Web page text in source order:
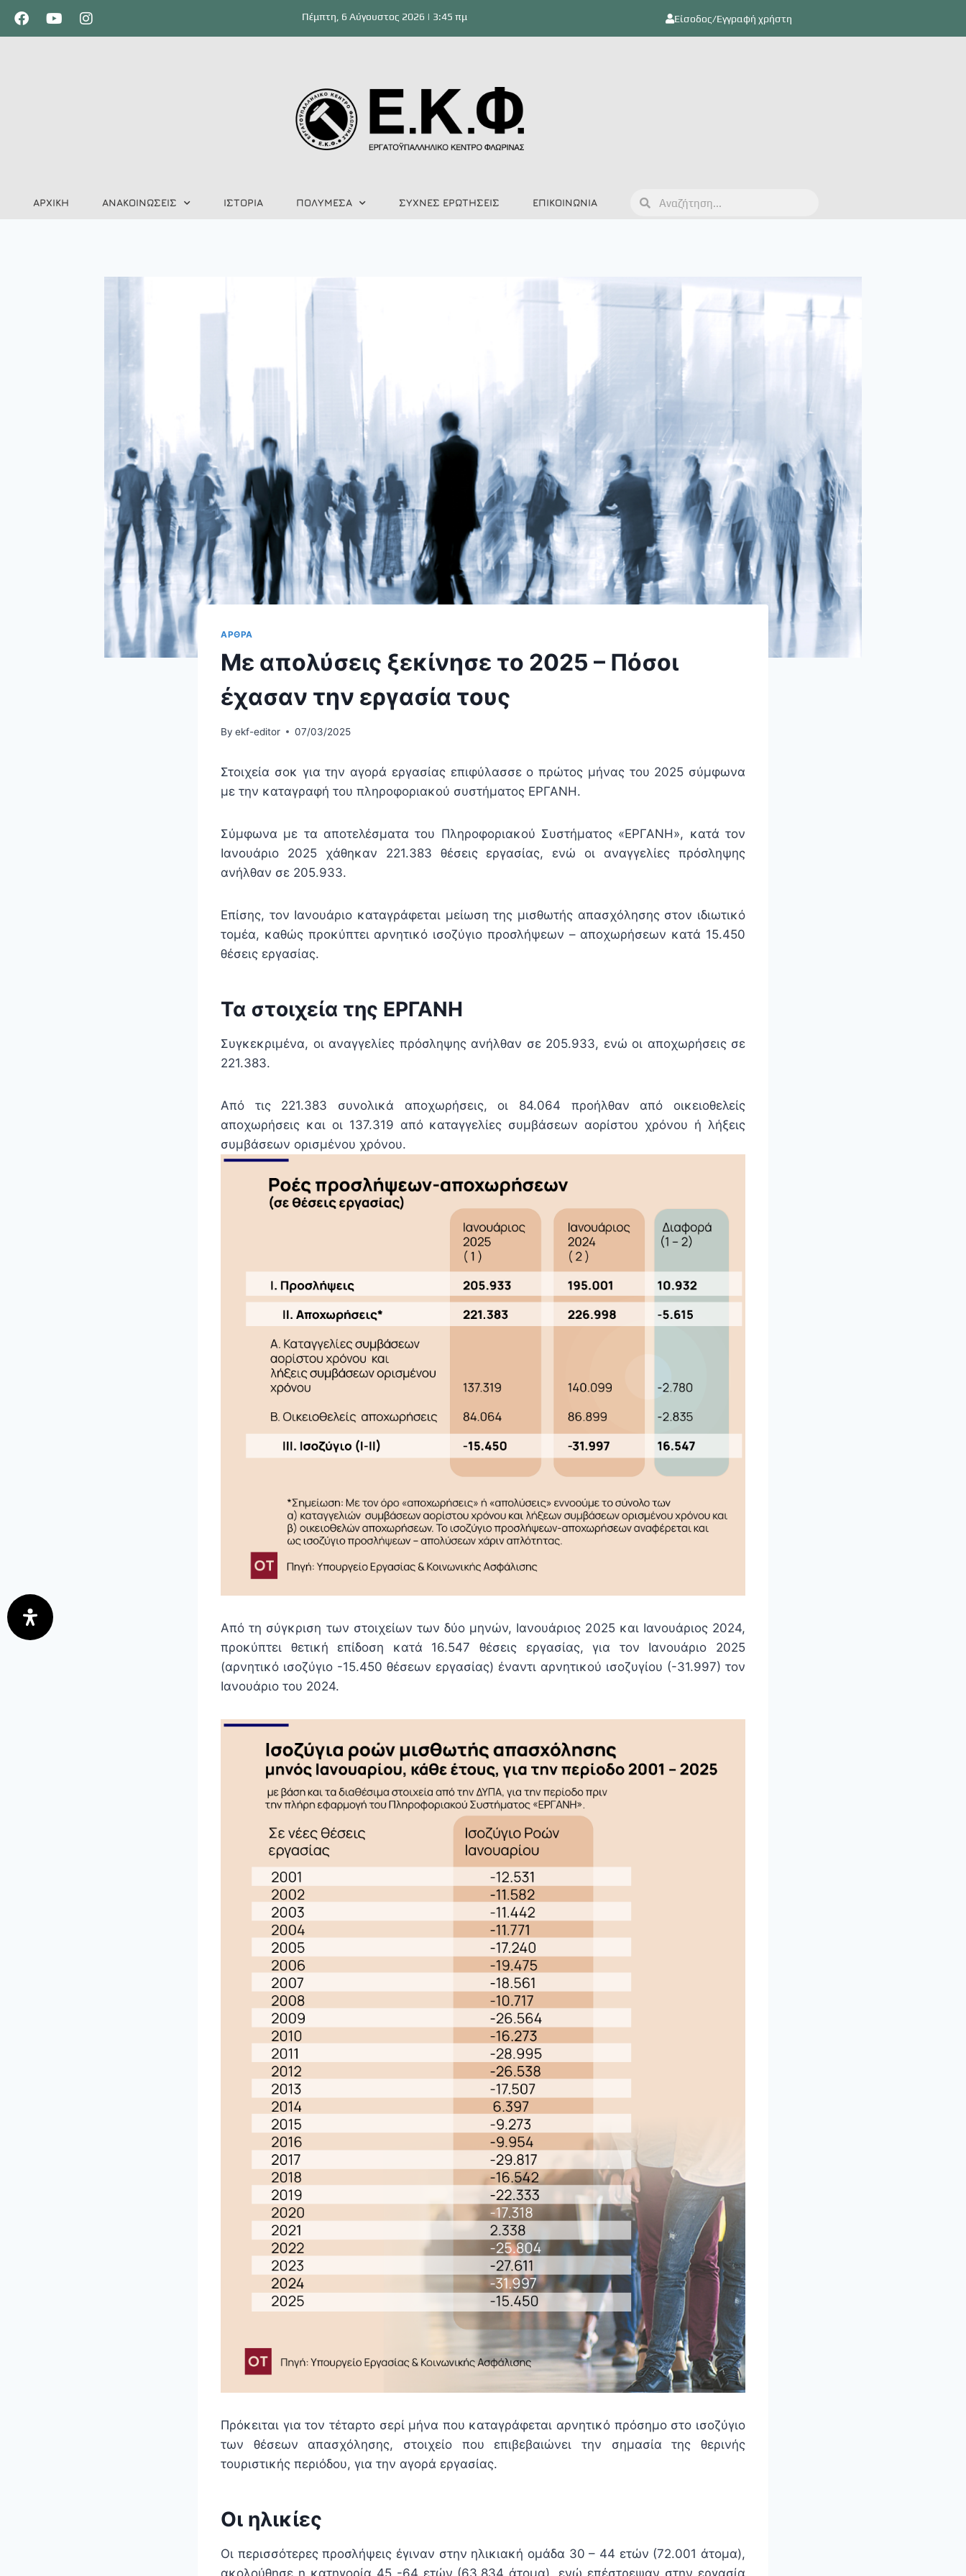
Πέμπτη, 6 Αύγουστος 2026 | 3:45 πμ Είσοδος/Εγγραφή χρήστη
ΑΡΧΙΚΗ ΑΝΑΚΟΙΝΩΣΕΙΣ ΙΣΤΟΡΙΑ ΠΟΛΥΜΕΣΑ ΣΥΧΝΕΣ ΕΡΩΤΗΣΕΙΣ ΕΠΙΚΟΙΝΩΝΙΑ
ΑΡΘΡΑ
Με απολύσεις ξεκίνησε το 2025 – Πόσοι
έχασαν την εργασία τους
By ekf-editor 07/03/2025
Στοιχεία σοκ για την αγορά εργασίας επιφύλασσε ο πρώτος μήνας του 2025 σύμφωνα
με την καταγραφή του πληροφοριακού συστήματος ΕΡΓΑΝΗ.
Σύμφωνα με τα αποτελέσματα του Πληροφοριακού Συστήματος «ΕΡΓΑΝΗ», κατά τον
Ιανουάριο 2025 χάθηκαν 221.383 θέσεις εργασίας, ενώ οι αναγγελίες πρόσληψης
ανήλθαν σε 205.933.
Επίσης, τον Ιανουάριο καταγράφεται μείωση της μισθωτής απασχόλησης στον ιδιωτικό
τομέα, καθώς προκύπτει αρνητικό ισοζύγιο προσλήψεων – αποχωρήσεων κατά 15.450
θέσεις εργασίας.
Τα στοιχεία της ΕΡΓΑΝΗ
Συγκεκριμένα, οι αναγγελίες πρόσληψης ανήλθαν σε 205.933, ενώ οι αποχωρήσεις σε
221.383.
Από τις 221.383 συνολικά αποχωρήσεις, οι 84.064 προήλθαν από οικειοθελείς
αποχωρήσεις και οι 137.319 από καταγγελίες συμβάσεων αορίστου χρόνου ή λήξεις
συμβάσεων ορισμένου χρόνου.
Από τη σύγκριση των στοιχείων των δύο μηνών, Ιανουάριος 2025 και Ιανουάριος 2024,
προκύπτει θετική επίδοση κατά 16.547 θέσεις εργασίας, για τον Ιανουάριο 2025
(αρνητικό ισοζύγιο -15.450 θέσεων εργασίας) έναντι αρνητικού ισοζυγίου (-31.997) τον
Ιανουάριο του 2024.
Πρόκειται για τον τέταρτο σερί μήνα που καταγράφεται αρνητικό πρόσημο στο ισοζύγιο
των θέσεων απασχόλησης, στοιχείο που επιβεβαιώνει την σημασία της θερινής
τουριστικής περιόδου, για την αγορά εργασίας.
Οι ηλικίες
Οι περισσότερες προσλήψεις έγιναν στην ηλικιακή ομάδα 30 – 44 ετών (72.001 άτομα),